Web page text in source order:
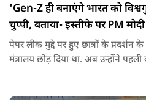
'Gen-Z ही बनाएंगे भारत को
चुप्पी, बताया- इस्तीफे पर PM
पेपर लीक मुद्दे पर हुए छात्रों के प्रदर्शन के
मंत्रालय छोड़ दिया था. अब उन्होंने पहली